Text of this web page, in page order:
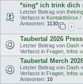
*sing* ich trink dich
Letzter Beitrag von theking
Verfasst in Kontaktbörse /
Antworten: 1130
1 …
Taubertal 2026
Letzter Beitrag von Dash «
Verfasst in Fragen, Infos
Taubertal Merch
Letzter Beitrag von Dash «
Verfasst in Fragen, Infos
Antworten: 10